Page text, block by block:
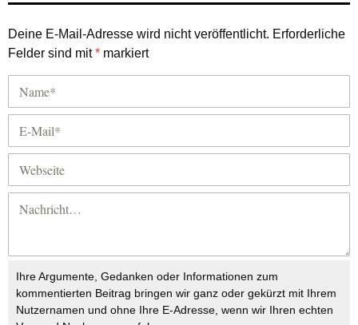
Deine E-Mail-Adresse wird nicht veröffentlicht. Erforderliche
Felder sind mit* markiert
Ihre Argumente, Gedanken oder Informationen zum
kommentierten Beitrag bringen wir ganz oder gekürzt mit Ihrem
Nutzernamen und ohne Ihre E-Adresse, wenn wir Ihren echten